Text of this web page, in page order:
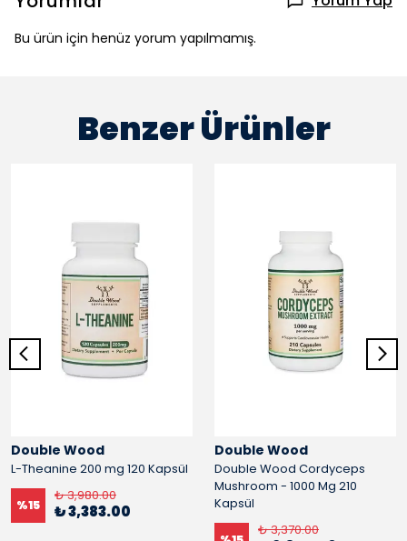
Bu ürün için henüz yorum yapılmamış.
Benzer Ürünler
Double Wood
L-Theanine 200 mg 120 Kapsül
%15
₺ 3,980.00
₺ 3,383.00
Double Wood
Double Wood Cordyceps
Mushroom - 1000 Mg 210
Kapsül
₺ 3,370.00